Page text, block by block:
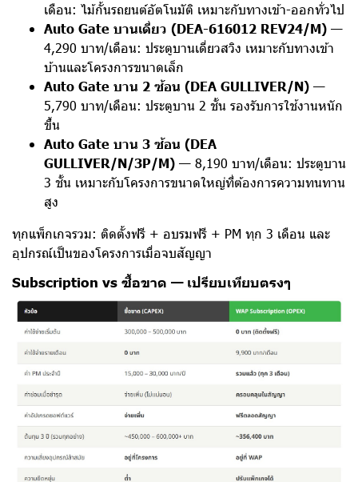
เดือน: ไม้กั้นรถยนต์อัตโนมัติ เหมาะกับทางเข้า-ออกทั่วไป
Auto Gate บานเดี่ยว (DEA-616012 REV24/M) —
4,290 บาท/เดือน: ประตูบานเดี่ยวสวิง เหมาะกับทางเข้า
บ้านและโครงการขนาดเล็ก
Auto Gate บาน 2 ซ้อน (DEA GULLIVER/N) —
5,790 บาท/เดือน: ประตูบาน 2 ชั้น รองรับการใช้งานหนัก
ขึ้น
Auto Gate บาน 3 ซ้อน (DEA
GULLIVER/N/3P/M) — 8,190 บาท/เดือน: ประตูบาน
3 ชั้น เหมาะกับโครงการขนาดใหญ่ที่ต้องการความทนทาน
สูง
ทุกแพ็กเกจรวม: ติดตั้งฟรี + อบรมฟรี + PM ทุก 3 เดือน และ
อุปกรณ์เป็นของโครงการเมื่อจบสัญญา
Subscription vs ซื้อขาด — เปรียบเทียบตรงๆ